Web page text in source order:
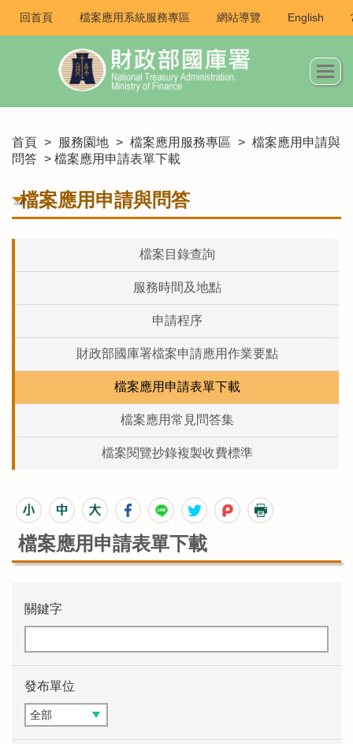
回首頁 檔案應用系統服務專區 網站導覽 English
首頁 > 服務園地 > 檔案應用服務專區 > 檔案應用申請與
問答 > 檔案應用申請表單下載
檔案應用申請與問答
檔案目錄查詢
服務時間及地點
申請程序
財政部國庫署檔案申請應用作業要點
檔案應用申請表單下載
檔案應用常見問答集
檔案閱覽抄錄複製收費標準
檔案應用申請表單下載
關鍵字
發布單位